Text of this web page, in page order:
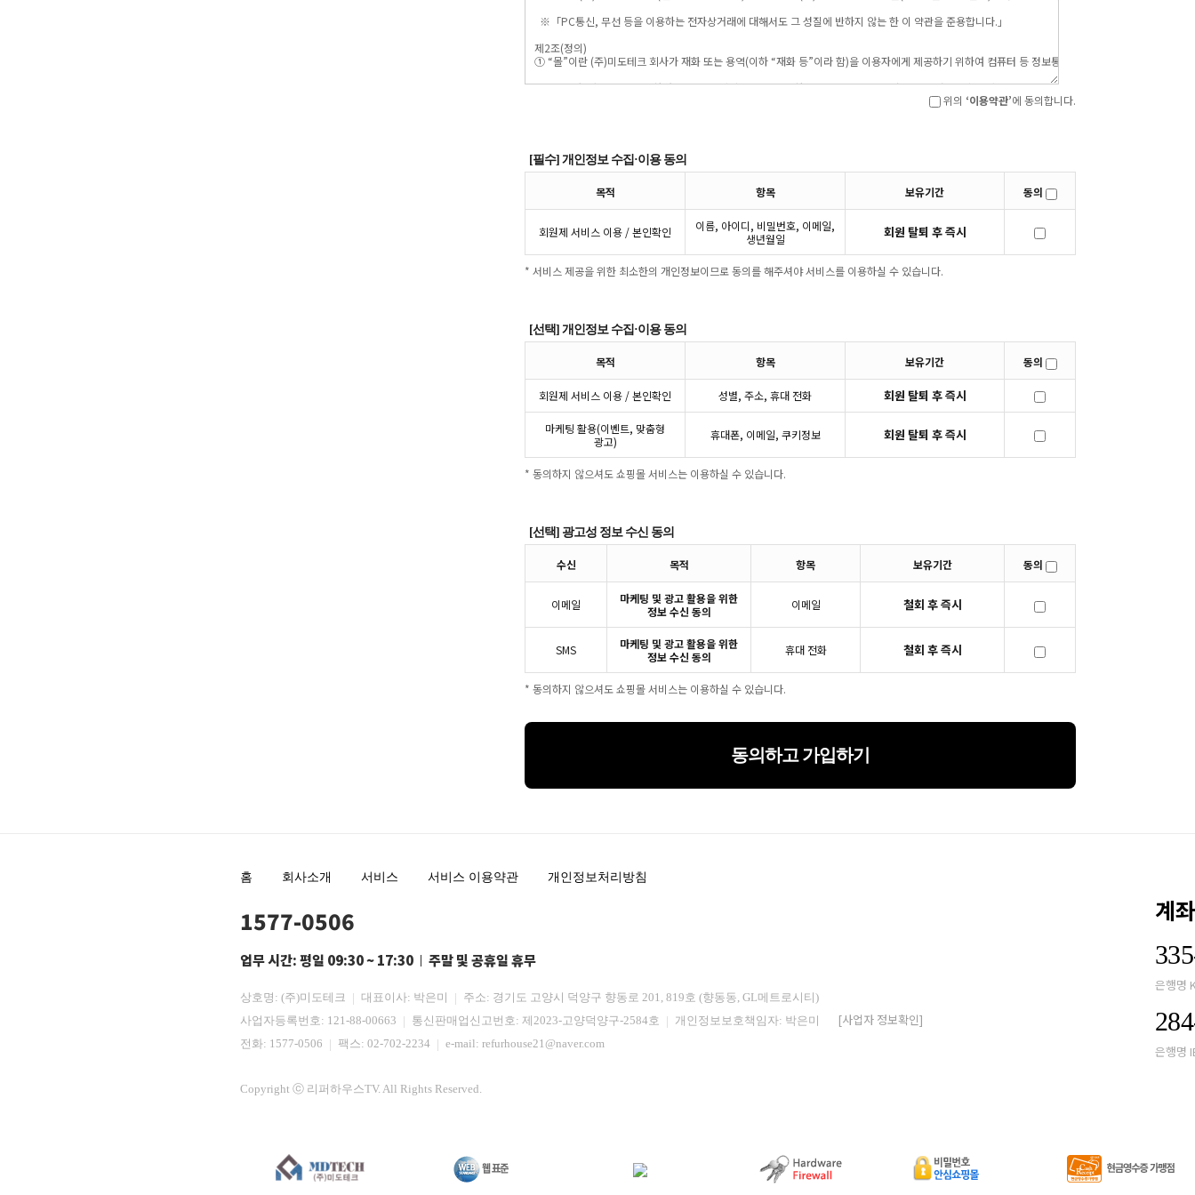
위의 ‘이용약관’에 동의합니다.
[필수] 개인정보 수집·이용 동의
목적 항목 보유기간 동의
회원제 서비스 이용 / 본인확인
이름, 아이디, 비밀번호, 이메일,
생년월일
회원 탈퇴 후 즉시
* 서비스 제공을 위한 최소한의 개인정보이므로 동의를 해주셔야 서비스를 이용하실 수 있습니다.
[선택] 개인정보 수집·이용 동의
목적 항목 보유기간 동의
회원제 서비스 이용 / 본인확인 성별, 주소, 휴대 전화 회원 탈퇴 후 즉시
마케팅 활용(이벤트, 맞춤형
광고)
휴대폰, 이메일, 쿠키정보 회원 탈퇴 후 즉시
* 동의하지 않으셔도 쇼핑몰 서비스는 이용하실 수 있습니다.
[선택] 광고성 정보 수신 동의
수신 목적 항목 보유기간 동의
이메일
마케팅 및 광고 활용을 위한
정보 수신 동의
이메일 철회 후 즉시
SMS
마케팅 및 광고 활용을 위한
정보 수신 동의
휴대 전화 철회 후 즉시
* 동의하지 않으셔도 쇼핑몰 서비스는 이용하실 수 있습니다.
동의하고 가입하기
홈 회사소개 서비스 서비스 이용약관 개인정보처리방침
1577-0506
업무 시간: 평일 09:30 ~ 17:30 주말 및 공휴일 휴무
상호명: (주)미도테크 대표이사: 박은미
주소: 경기도 고양시 덕양구 향동로 201, 819호 (향동동, GL메트로시티)
사업자등록번호: 121-88-00663
통신판매업신고번호: 제2023-고양덕양구-2584호 개인정보보호책임자: 박은미 [사업자 정보확인]
전화: 1577-0506 팩스: 02-702-2234 e-mail: refurhouse21@naver.com
Copyright ⓒ 리퍼하우스TV. All Rights Reserved.
계
은행명
은행명